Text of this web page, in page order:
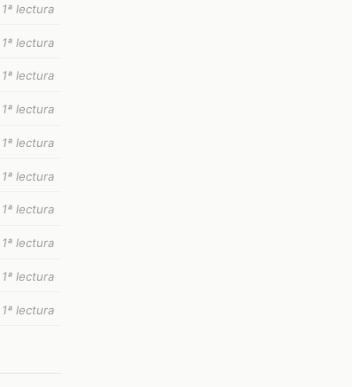
1ª lectura
1ª lectura
1ª lectura
1ª lectura
1ª lectura
1ª lectura
1ª lectura
1ª lectura
1ª lectura
1ª lectura